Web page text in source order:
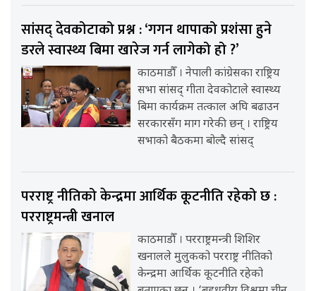
सांसद् देवकोटाको प्रश्न : ‘गगन थापाको प्रशंसा हुने
डरले स्वास्थ्य बिमा खारेज गर्न लागेको हो ?’
काठमाडौँ । नेपाली कांग्रेसका राष्ट्रिय
सभा सांसद् गीता देवकोटाले स्वास्थ्य
बिमा कार्यक्रम तत्काल अघि बढाउन
सरकारसँग माग गरेकी छन् । राष्ट्रिय
सभाको बैठकमा बोल्दै सांसद्
परराष्ट्र नीतिको केन्द्रमा आर्थिक कूटनीति रहेको छ :
परराष्ट्रमन्त्री खनाल
काठमाडौँ । परराष्ट्रमन्त्री शिशिर
खनालले मुलुकको परराष्ट्र नीतिको
केन्द्रमा आर्थिक कूटनीति रहेको